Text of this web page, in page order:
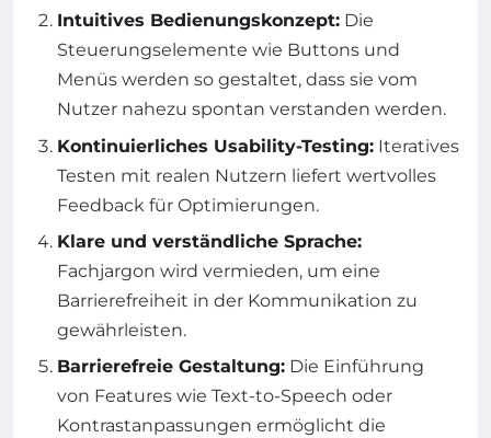
Intuitives Bedienungskonzept: Die
Steuerungselemente wie Buttons und
Menüs werden so gestaltet, dass sie vom
Nutzer nahezu spontan verstanden werden.
Kontinuierliches Usability-Testing: Iteratives
Testen mit realen Nutzern liefert wertvolles
Feedback für Optimierungen.
Klare und verständliche Sprache:
Fachjargon wird vermieden, um eine
Barrierefreiheit in der Kommunikation zu
gewährleisten.
Barrierefreie Gestaltung: Die Einführung
von Features wie Text-to-Speech oder
Kontrastanpassungen ermöglicht die